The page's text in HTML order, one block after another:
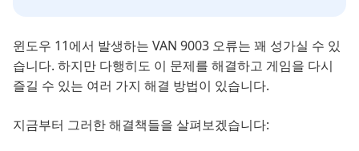
윈도우 11에서 발생하는 VAN 9003 오류는 꽤 성가실 수 있
습니다. 하지만 다행히도 이 문제를 해결하고 게임을 다시
즐길 수 있는 여러 가지 해결 방법이 있습니다.
지금부터 그러한 해결책들을 살펴보겠습니다: